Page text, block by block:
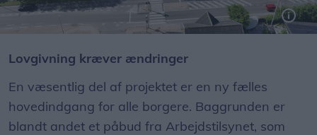
Lovgivning kræver ændringer
En væsentlig del af projektet er en ny fælles
hovedindgang for alle borgere. Baggrunden er
blandt andet et påbud fra Arbejdstilsynet, som